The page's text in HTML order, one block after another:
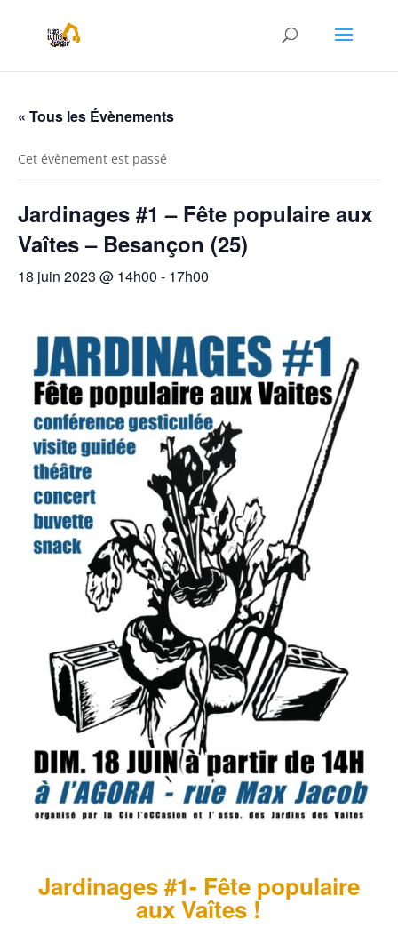
« Tous les Évènements
Cet évènement est passé
Jardinages #1 – Fête populaire aux
Vaîtes – Besançon (25)
18 juin 2023 @ 14h00 - 17h00
Jardinages #1- Fête populaire
aux Vaîtes !